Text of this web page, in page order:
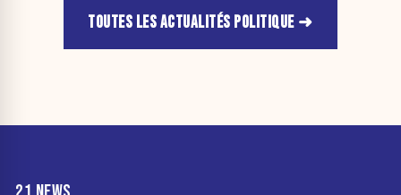
TOUTES LES ACTUALITÉS POLITIQUE